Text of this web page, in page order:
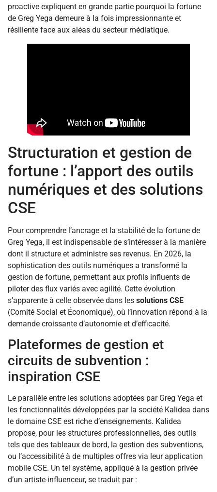
proactive expliquent en grande partie pourquoi la fortune
de Greg Yega demeure à la fois impressionnante et
résiliente face aux aléas du secteur médiatique.
Structuration et gestion de
fortune : l’apport des outils
numériques et des solutions
CSE
Pour comprendre l’ancrage et la stabilité de la fortune de
Greg Yega, il est indispensable de s’intéresser à la manière
dont il structure et administre ses revenus. En 2026, la
sophistication des outils numériques a transformé la
gestion de fortune, permettant aux profils influents de
piloter des flux variés avec agilité. Cette évolution
s’apparente à celle observée dans les solutions CSE
(Comité Social et Économique), où l’innovation répond à la
demande croissante d’autonomie et d’efficacité.
Plateformes de gestion et
circuits de subvention :
inspiration CSE
Le parallèle entre les solutions adoptées par Greg Yega et
les fonctionnalités développées par la société Kalidea dans
le domaine CSE est riche d’enseignements. Kalidea
propose, pour les structures professionnelles, des outils
tels que des tableaux de bord, la gestion des subventions,
ou l’accessibilité à de multiples offres via leur application
mobile CSE. Un tel système, appliqué à la gestion privée
d’un artiste-influenceur, se traduit par :